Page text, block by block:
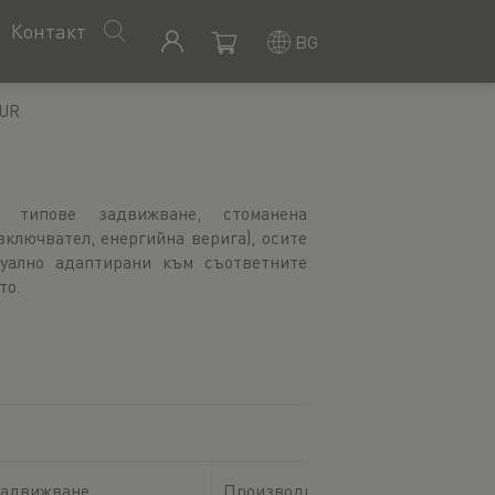
Контакт BG
Производител на роботи